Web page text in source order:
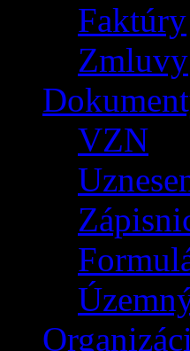
Faktúry
Zmluvy
VZN